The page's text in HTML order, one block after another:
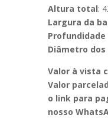
Altura total:
Largura da
Profundidade
Diâmetro
Valor à vista
Valor
o link para
nosso